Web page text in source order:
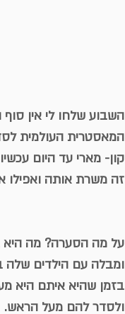
השבוע שלחו לי אין
המאסטרית העולמית
קון- מארי עד היום
זה משרת אותה ואפילו
על מה הסערה? מה
ומבלה עם הילדים שלה
בזמן שהיא איתם היא
ולסדר להם מעל הראש.